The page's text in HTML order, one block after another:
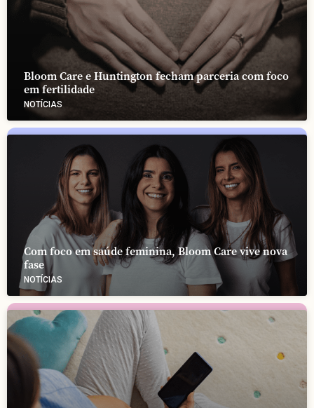
NOTÍCIAS
Bloom Care e Huntington fecham parceria com foco
em fertilidade
NOTÍCIAS
Com foco em saúde feminina, Bloom Care vive nova
fase